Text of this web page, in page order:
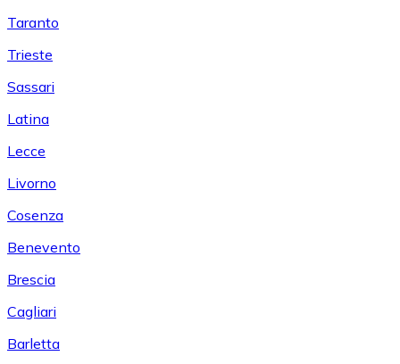
Taranto
Trieste
Sassari
Latina
Lecce
Livorno
Cosenza
Benevento
Brescia
Cagliari
Barletta